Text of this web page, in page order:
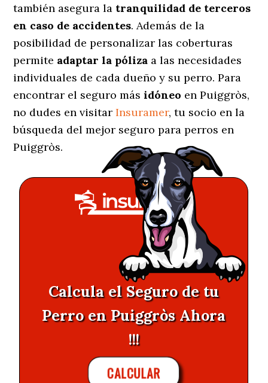
también asegura la tranquilidad de terceros
en caso de accidentes. Además de la
posibilidad de personalizar las coberturas
permite adaptar la póliza a las necesidades
individuales de cada dueño y su perro. Para
encontrar el seguro másidóneo en Puiggròs,
no dudes en visitarInsuramer, tu socio en la
búsqueda del mejor seguro para perros en
Puiggròs.
Calcula el Seguro de tu
Perro en Puiggròs Ahora
!!!
CALCULAR